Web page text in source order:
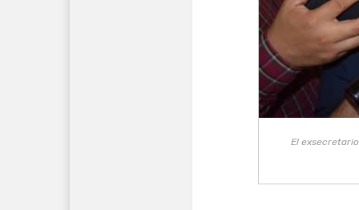
El